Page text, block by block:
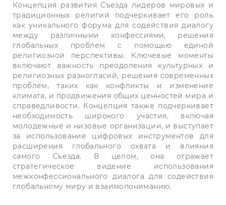
Концепция развития Съезда лидеров мировых и
традиционных религий подчеркивает его роль
как уникального форума для содействия диалогу
между различными конфессиями, решения
глобальных проблем с помощью единой
религиозной перспективы. Ключевые моменты
включают важность преодоления культурных и
религиозных разногласий, решения современных
проблем, таких как конфликты и изменение
климата, и продвижения общих ценностей мира и
справедливости. Концепция также подчеркивает
необходимость широкого участия, включая
молодежные и низовые организации, и выступает
за использование цифровых инструментов для
расширения глобального охвата и влияния
самого Съезда. В целом, она отражает
стратегическое видение использования
межконфессионального диалога для содействия
глобальному миру и взаимопониманию.